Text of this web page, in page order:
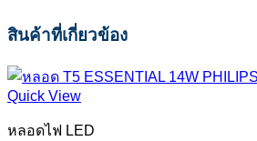
สินค้าที่เกี่ยวข้อง
Quick View
หลอดไฟ LED